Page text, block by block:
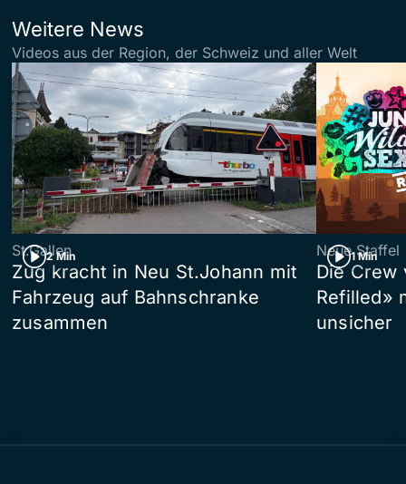
Weitere News
Videos aus der Region, der Schweiz und aller Welt
2 Min
St.Gallen
Zug kracht in Neu St.Johann mit
Fahrzeug auf Bahnschranke
zusammen
1 Min
Neue Staffel
Die Crew
Refilled»
unsicher